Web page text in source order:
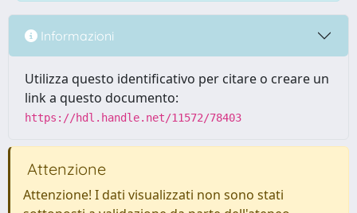
Informazioni
Utilizza questo identificativo per citare o creare un
link a questo documento:
https://hdl.handle.net/11572/78403
Attenzione
Attenzione! I dati visualizzati non sono stati